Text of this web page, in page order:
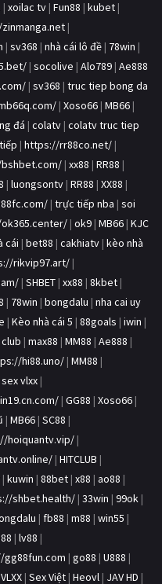
| xoilac tv | Fun88 | kubet |
|
| sv368 | nhà cái lô đề | 78win |
| socolive | Alo789 | Ae888
| sv368 | truc tiep bong da
| Xoso66 | MB66 |
đá | colatv | colatv truc tiep
| https://rr88co.net/ |
| xx88 | RR88 |
| luongsontv | RR88 | XX88 |
| trực tiếp nba | soi
| ok9 | MB66 | KJC
cái | bet88 | cakhiatv | kèo nhà
rikvip97.art/ |
| SHBET | xx88 | 8kbet |
| 78win | bongdalu | nha cai uy
| Kèo nhà cái 5 | 88goals | iwin |
| max88 | MM88 | Ae888 |
hi88.uno/ | MM88 |
vlxx |
| GG88 | Xoso66 |
| MB66 | SC88 |
hoiquantv.vip/ |
| HITCLUB |
| kuwin | 88bet | x88 | ao88 |
shbet.health/ | 33win | 99ok |
| fb88 | m88 | win55 |
| lv88 |
| go88 | U888 |
VLXX | Sex Việt | Heovl | JAV HD |